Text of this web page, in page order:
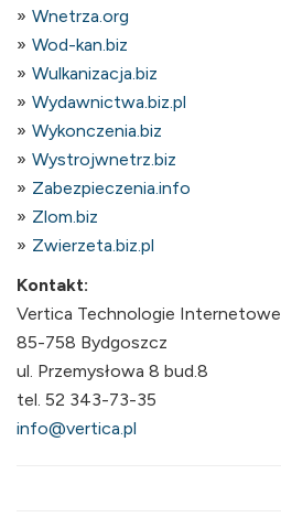
Wnetrza.org
Wod-kan.biz
Wulkanizacja.biz
Wydawnictwa.biz.pl
Wykonczenia.biz
Wystrojwnetrz.biz
Zabezpieczenia.info
Zlom.biz
Zwierzeta.biz.pl
Kontakt:
Vertica Technologie Internetowe
85-758 Bydgoszcz
ul. Przemysłowa 8 bud.8
tel. 52 343-73-35
info@vertica.pl